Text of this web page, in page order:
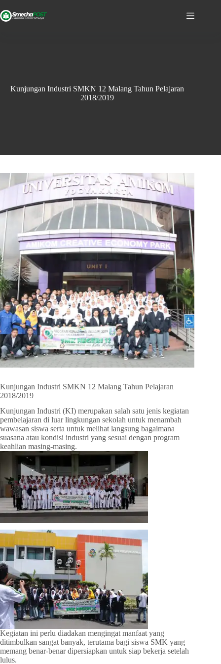
Kunjungan Industri SMKN 12 Malang Tahun Pelajaran
2018/2019
Kunjungan Industri SMKN 12 Malang Tahun Pelajaran
2018/2019
Kunjungan Industri (KI) merupakan salah satu jenis kegiatan
pembelajaran di luar lingkungan sekolah untuk menambah
wawasan siswa serta untuk melihat langsung bagaimana
suasana atau kondisi industri yang sesuai dengan program
keahlian masing-masing.
Kegiatan ini perlu diadakan mengingat manfaat yang
ditimbulkan sangat banyak, terutama bagi siswa SMK yang
memang benar-benar dipersiapkan untuk siap bekerja setelah
lulus.